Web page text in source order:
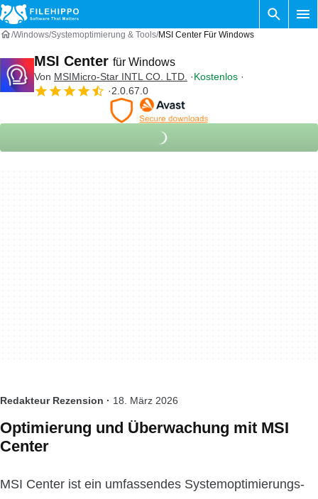
Windows Systemoptimierung & Tools MSI Center Für Windows
MSI Center für Windows
Von MSIMicro-Star INTL CO. LTD.
Kostenlos
2.0.67.0
Redakteur Rezension · 18. März 2026
Optimierung und Überwachung mit MSI
Center
MSI Center ist ein umfassendes Systemoptimierungs-